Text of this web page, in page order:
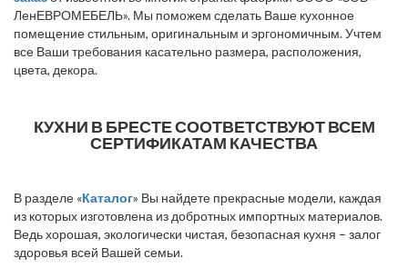
ЛенЕВРОМЕБЕЛЬ». Мы поможем сделать Ваше кухонное
помещение стильным, оригинальным и эргономичным. Учтем
все Ваши требования касательно размера, расположения,
цвета, декора.
КУХНИ В БРЕСТЕ СООТВЕТСТВУЮТ ВСЕМ
СЕРТИФИКАТАМ КАЧЕСТВА
В разделе «Каталог» Вы найдете прекрасные модели, каждая
из которых изготовлена из добротных импортных материалов.
Ведь хорошая, экологически чистая, безопасная кухня – залог
здоровья всей Вашей семьи.